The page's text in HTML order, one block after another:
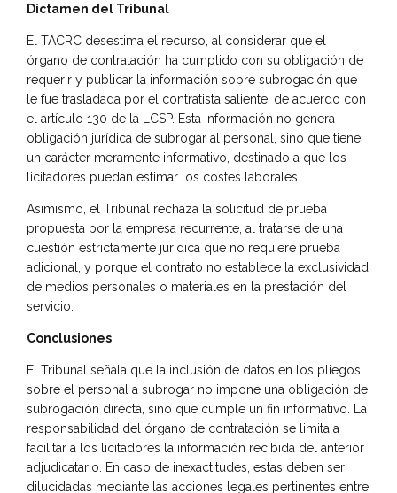
Dictamen del Tribunal
El TACRC desestima el recurso, al considerar que el
órgano de contratación ha cumplido con su obligación de
requerir y publicar la información sobre subrogación que
le fue trasladada por el contratista saliente, de acuerdo con
el artículo 130 de la LCSP. Esta información no genera
obligación jurídica de subrogar al personal, sino que tiene
un carácter meramente informativo, destinado a que los
licitadores puedan estimar los costes laborales.
Asimismo, el Tribunal rechaza la solicitud de prueba
propuesta por la empresa recurrente, al tratarse de una
cuestión estrictamente jurídica que no requiere prueba
adicional, y porque el contrato no establece la exclusividad
de medios personales o materiales en la prestación del
servicio.
Conclusiones
El Tribunal señala que la inclusión de datos en los pliegos
sobre el personal a subrogar no impone una obligación de
subrogación directa, sino que cumple un fin informativo. La
responsabilidad del órgano de contratación se limita a
facilitar a los licitadores la información recibida del anterior
adjudicatario. En caso de inexactitudes, estas deben ser
dilucidadas mediante las acciones legales pertinentes entre